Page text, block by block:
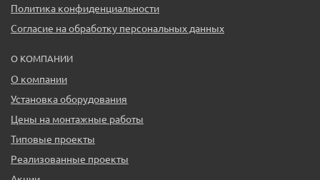
Политика конфиденциальности
Согласие на обработку персональных данных
О КОМПАНИИ
О компании
Установка оборудования
Цены на монтажные работы
Типовые проекты
Реализованные проекты